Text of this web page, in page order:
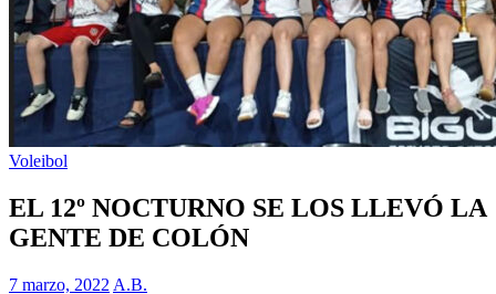
Voleibol
EL 12º NOCTURNO SE LOS LLEVÓ LA
GENTE DE COLÓN
7 marzo, 2022 A.B.